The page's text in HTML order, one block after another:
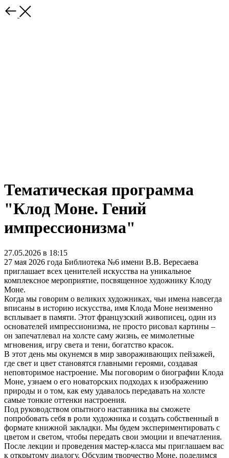
Тематическая программа
"Клод Моне. Гений
импрессионизма"
27.05.2026 в 18:15
27 мая 2026 года Библиотека №6 имени В.В. Вересаева
приглашает всех ценителей искусства на уникальное
комплексное мероприятие, посвященное художнику Клоду
Моне.
Когда мы говорим о великих художниках, чьи имена навсегда
вписаны в историю искусства, имя Клода Моне неизменно
всплывает в памяти. Этот французский живописец, один из
основателей импрессионизма, не просто рисовал картины –
он запечатлевал на холсте саму жизнь, ее мимолетные
мгновения, игру света и тени, богатство красок.
В этот день мы окунемся в мир завораживающих пейзажей,
где свет и цвет становятся главными героями, создавая
неповторимое настроение. Мы поговорим о биографии Клода
Моне, узнаем о его новаторских подходах к изображению
природы и о том, как ему удавалось передавать на холсте
самые тонкие оттенки настроения.
Под руководством опытного наставника вы сможете
попробовать себя в роли художника и создать собственный в
формате книжной закладки. Мы будем экспериментировать с
цветом и светом, чтобы передать свои эмоции и впечатления.
После лекции и проведения мастер-класса мы приглашаем вас
к открытому диалогу. Обсудим творчество Моне, поделимся